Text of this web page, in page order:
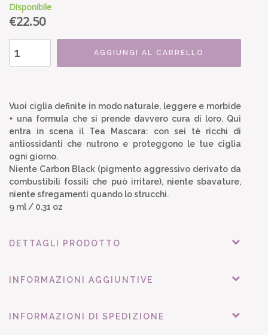
Disponibile
€22.50
AGGIUNGI AL CARRELLO
Vuoi ciglia definite in modo naturale, leggere e morbide
+ una formula che si prende davvero cura di loro. Qui
entra in scena il Tea Mascara: con sei tè ricchi di
antiossidanti che nutrono e proteggono le tue ciglia
ogni giorno.
Niente Carbon Black (pigmento aggressivo derivato da
combustibili fossili che può irritare), niente sbavature,
niente sfregamenti quando lo strucchi.
9 ml / 0.31 oz
DETTAGLI PRODOTTO
INFORMAZIONI AGGIUNTIVE
INFORMAZIONI DI SPEDIZIONE